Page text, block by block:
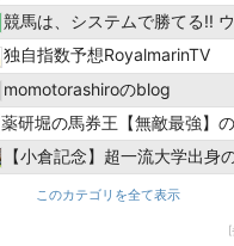
競馬は、システムで勝てる!! ウ
独自指数予想RoyalmarinTV
momotorashiroのblog
薬研堀の馬券王【無敵最強】の競
【小倉記念】超一流大学出身の二人で理論
このカテゴリを全て表示